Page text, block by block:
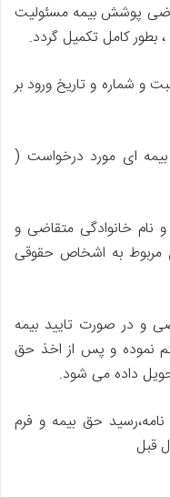
پوشش بیمه مسئولیت
بطور کامل تکمیل گردد.
و شماره و تاریخ ورود بر
ای مورد درخواست (
و نام خانوادگی متقاضی و
مربوط به اشخاص حقوقی
و در صورت تایید بیمه
نموده و پس از اخذ حق
داده می شود.
حق بیمه و فرم
قبل